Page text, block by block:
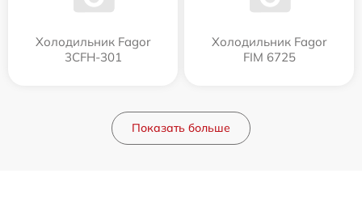
Холодильник Fagor
3CFH-301
Холодильник Fagor
FIM 6725
Показать больше